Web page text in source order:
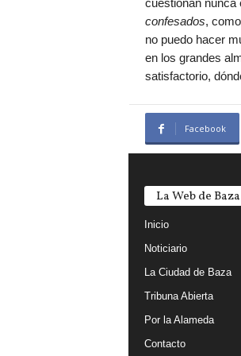
cuestionan nunca
confesados,
no puedo hacer
en los grandes
satisfactorio,
Facebook
La Web de Baza
Inicio
Noticiario
La Ciudad de Baza
Tribuna Abierta
Por la Alameda
Contacto